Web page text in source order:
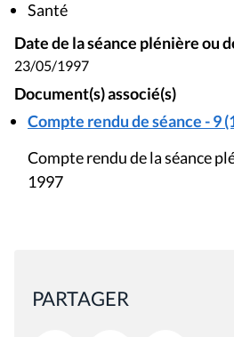
Santé
Date de la séance plénière ou
23/05/1997
Document(s) associé(s)
Compte rendu de séance - 9
Compte rendu de la séance
1997
PARTAGER